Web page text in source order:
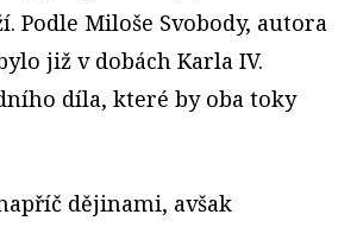
Podle Miloše Svobody, autora
již v dobách Karla IV.
díla, které by oba toky
dějinami, avšak